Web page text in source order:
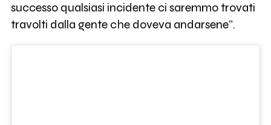
successo qualsiasi incidente ci saremmo trovati
travolti dalla gente che doveva andarsene”.